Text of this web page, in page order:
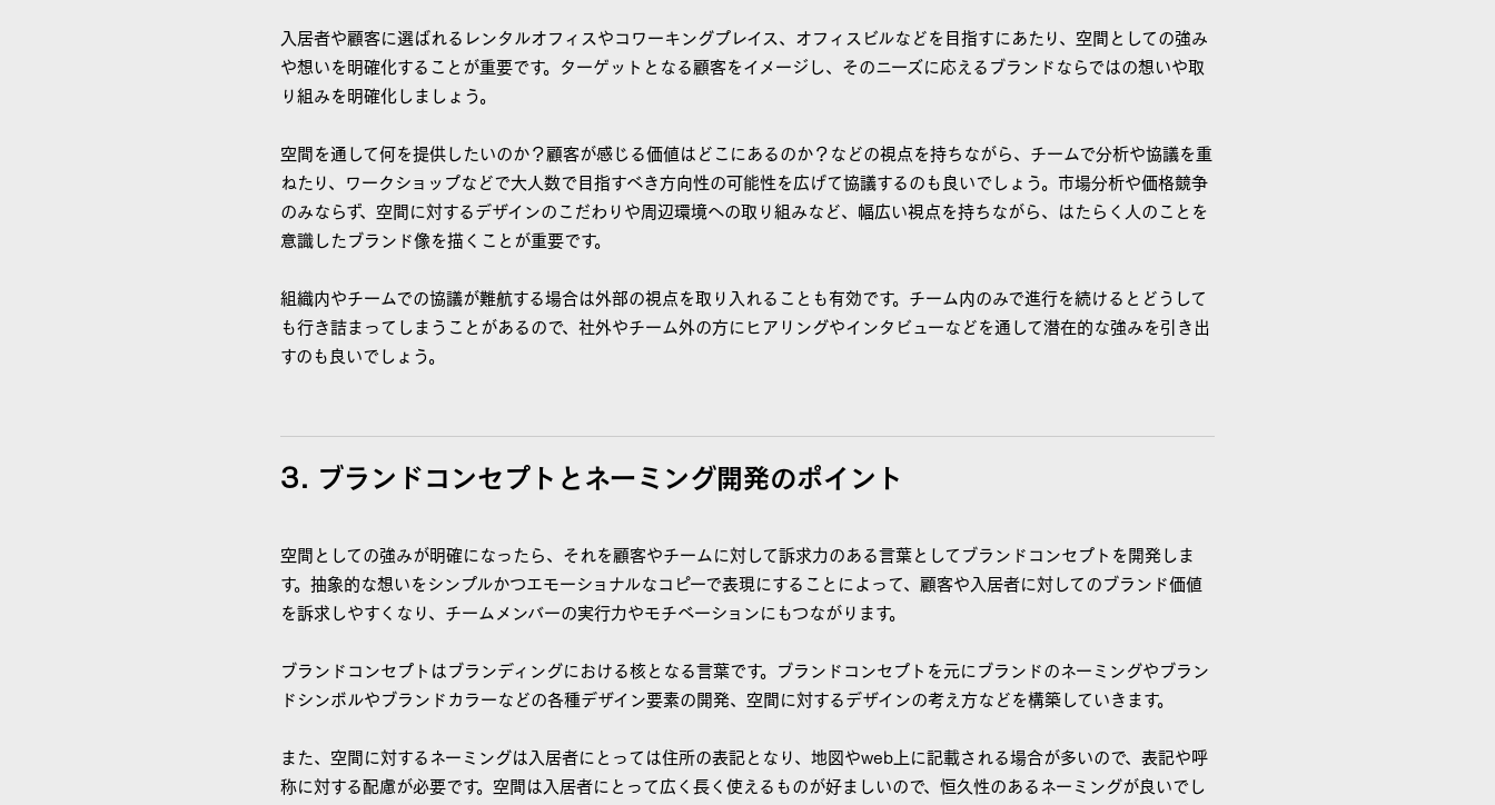
入居者や顧客に選ばれるレンタルオフィスやコワーキングプレイス、オフィスビルなどを目指すにあたり、空間としての強み
や想いを明確化することが重要です。ターゲットとなる顧客をイメージし、そのニーズに応えるブランドならではの想いや取
り組みを明確化しましょう。
空間を通して何を提供したいのか？顧客が感じる価値はどこにあるのか？などの視点を持ちながら、チームで分析や協議を重
ねたり、ワークショップなどで大人数で目指すべき方向性の可能性を広げて協議するのも良いでしょう。市場分析や価格競争
のみならず、空間に対するデザインのこだわりや周辺環境への取り組みなど、幅広い視点を持ちながら、はたらく人のことを
意識したブランド像を描くことが重要です。
組織内やチームでの協議が難航する場合は外部の視点を取り入れることも有効です。チーム内のみで進行を続けるとどうして
も行き詰まってしまうことがあるので、社外やチーム外の方にヒアリングやインタビューなどを通して潜在的な強みを引き出
すのも良いでしょう。
3. ブランドコンセプトとネーミング開発のポイント
空間としての強みが明確になったら、それを顧客やチームに対して訴求力のある言葉としてブランドコンセプトを開発しま
す。抽象的な想いをシンプルかつエモーショナルなコピーで表現にすることによって、顧客や入居者に対してのブランド価値
を訴求しやすくなり、チームメンバーの実行力やモチベーションにもつながります。
ブランドコンセプトはブランディングにおける核となる言葉です。ブランドコンセプトを元にブランドのネーミングやブラン
ドシンボルやブランドカラーなどの各種デザイン要素の開発、空間に対するデザインの考え方などを構築していきます。
また、空間に対するネーミングは入居者にとっては住所の表記となり、地図やweb上に記載される場合が多いので、表記や呼
称に対する配慮が必要です。空間は入居者にとって広く長く使えるものが好ましいので、恒久性のあるネーミングが良いでし